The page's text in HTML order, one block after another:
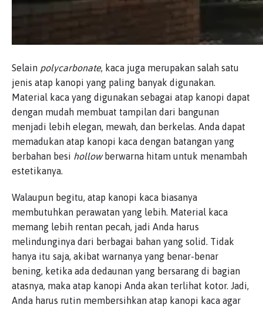
Selain polycarbonate, kaca juga merupakan salah satu
jenis atap kanopi yang paling banyak digunakan.
Material kaca yang digunakan sebagai atap kanopi dapat
dengan mudah membuat tampilan dari bangunan
menjadi lebih elegan, mewah, dan berkelas. Anda dapat
memadukan atap kanopi kaca dengan batangan yang
berbahan besi hollowberwarna hitam untuk menambah
estetikanya.
Walaupun begitu, atap kanopi kaca biasanya
membutuhkan perawatan yang lebih. Material kaca
memang lebih rentan pecah, jadi Anda harus
melindunginya dari berbagai bahan yang solid. Tidak
hanya itu saja, akibat warnanya yang benar-benar
bening, ketika ada dedaunan yang bersarang di bagian
atasnya, maka atap kanopi Anda akan terlihat kotor. Jadi,
Anda harus rutin membersihkan atap kanopi kaca agar